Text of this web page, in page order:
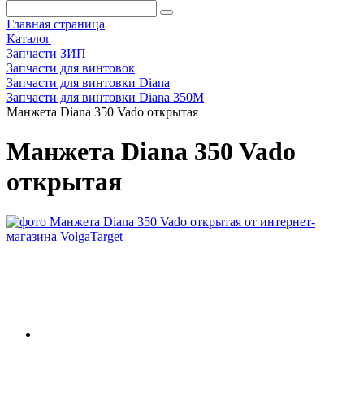
Главная страница
Каталог
Запчасти ЗИП
Запчасти для винтовок
Запчасти для винтовки Diana
Запчасти для винтовки Diana 350М
Манжета Diana 350 Vado открытая
Манжета Diana 350 Vado
открытая